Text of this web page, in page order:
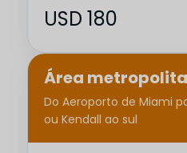
USD 180
Área
Do Aeroporto de Miami
ou Kendall ao sul